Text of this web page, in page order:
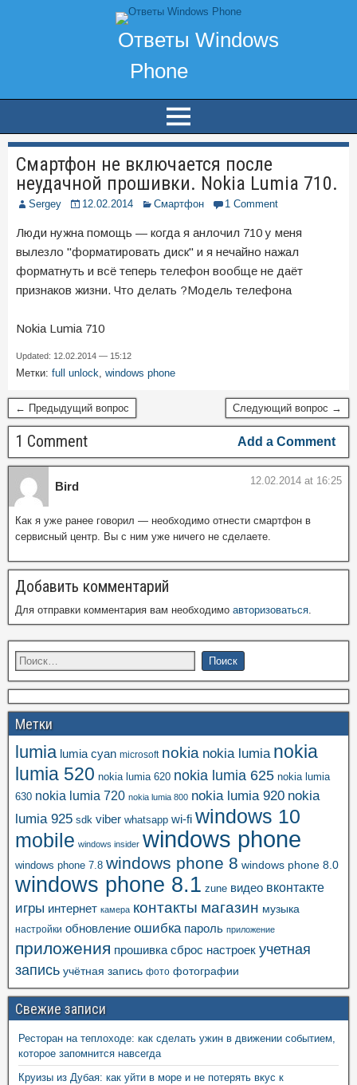
Смартфон не включается после
неудачной прошивки. Nokia Lumia 710.
Sergey 12.02.2014 Смартфон 1 Comment
Люди нужна помощь — когда я анлочил 710 у меня
вылезло "форматировать диск" и я нечайно нажал
форматнуть и всё теперь телефон вообще не даёт
признаков жизни. Что делать ?Модель телефона
Nokia Lumia 710
Updated: 12.02.2014 — 15:12
Метки: full unlock, windows phone
← Предыдущий вопрос Следующий вопрос →
1 Comment Add a Comment
Bird 12.02.2014 at 16:25
Как я уже ранее говорил — необходимо отнести смартфон в
сервисный центр. Вы с ним уже ничего не сделаете.
Добавить комментарий
Для отправки комментария вам необходимо авторизоваться.
Метки
lumia lumia cyan microsoft nokia nokia lumia nokia
lumia 520 nokia lumia 620 nokia lumia 625 nokia lumia
630 nokia lumia 720 nokia lumia 800 nokia lumia 920 nokia
lumia 925 sdk viber whatsapp wi-fi windows 10
mobile windows insider windows phone
windows phone 7.8 windows phone 8 windows phone 8.0
windows phone 8.1 zune видео вконтакте
игры интернет камера контакты магазин музыка
настройки обновление ошибка пароль приложение
приложения прошивка сброс настроек учетная
запись учётная запись фото фотографии
Свежие записи
Ресторан на теплоходе: как сделать ужин в движении событием,
которое запомнится навсегда
Круизы из Дубая: как уйти в море и не потерять вкус к